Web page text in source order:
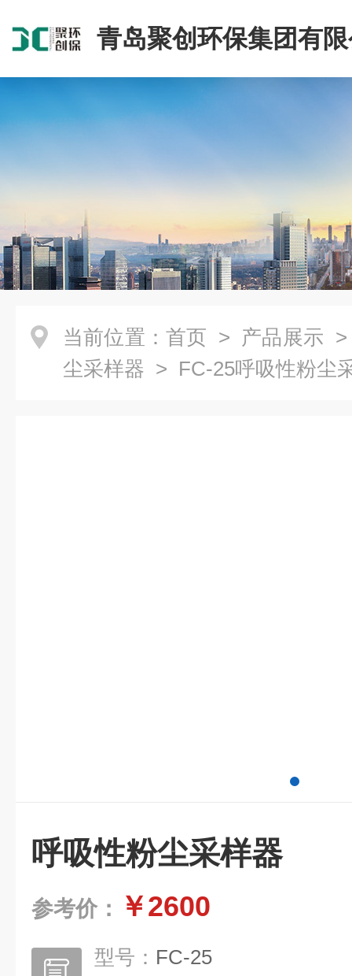
青岛聚创环保集团有
当前位置： 首页 > 产品展示
尘采样器 > FC-25呼吸性粉尘
呼吸性粉尘采样器
参考价： ￥2600
型号： FC-25